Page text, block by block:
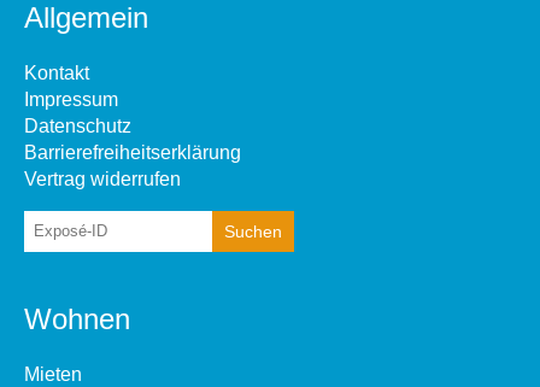
Allgemein
Kontakt
Impressum
Datenschutz
Barrierefreiheitserklärung
Vertrag widerrufen
Wohnen
Mieten